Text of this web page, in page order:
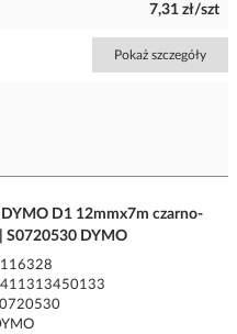
7,31 zł/szt
Pokaż szczegóły
DYMO D1 12mmx7m czarno-
S0720530 DYMO